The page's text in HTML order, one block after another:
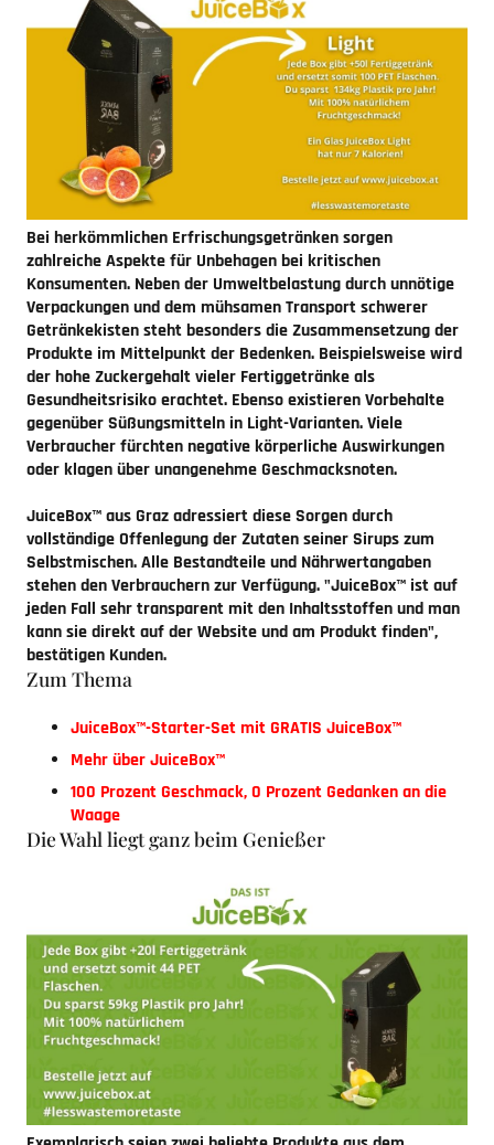
Bei herkömmlichen Erfrischungsgetränken sorgen
zahlreiche Aspekte für Unbehagen bei kritischen
Konsumenten. Neben der Umweltbelastung durch unnötige
Verpackungen und dem mühsamen Transport schwerer
Getränkekisten steht besonders die Zusammensetzung der
Produkte im Mittelpunkt der Bedenken. Beispielsweise wird
der hohe Zuckergehalt vieler Fertiggetränke als
Gesundheitsrisiko erachtet. Ebenso existieren Vorbehalte
gegenüber Süßungsmitteln in Light-Varianten. Viele
Verbraucher fürchten negative körperliche Auswirkungen
oder klagen über unangenehme Geschmacksnoten.
JuiceBox™ aus Graz adressiert diese Sorgen durch
vollständige Offenlegung der Zutaten seiner Sirups zum
Selbstmischen. Alle Bestandteile und Nährwertangaben
stehen den Verbrauchern zur Verfügung. "JuiceBox™ ist auf
jeden Fall sehr transparent mit den Inhaltsstoffen und man
kann sie direkt auf der Website und am Produkt finden",
bestätigen Kunden.
Zum Thema
JuiceBox™-Starter-Set mit GRATIS JuiceBox™
Mehr über JuiceBox™
100 Prozent Geschmack, 0 Prozent Gedanken an die
Waage
Die Wahl liegt ganz beim Genießer